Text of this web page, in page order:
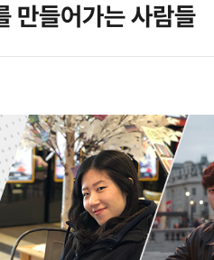
만들어가는 사람들